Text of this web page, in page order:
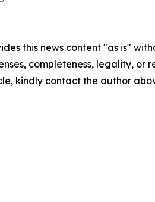
this news content "as is"
completeness, legality,
kindly contact the author